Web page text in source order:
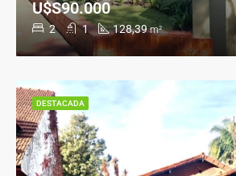
2 1 128,39 m²
U$S90.000
DESTACADA